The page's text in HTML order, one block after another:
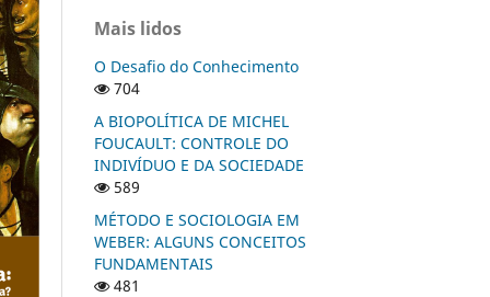
Mais lidos
O Desafio do Conhecimento
704
A BIOPOLÍTICA DE MICHEL
FOUCAULT: CONTROLE DO
INDIVÍDUO E DA SOCIEDADE
589
MÉTODO E SOCIOLOGIA EM
WEBER: ALGUNS CONCEITOS
FUNDAMENTAIS
481